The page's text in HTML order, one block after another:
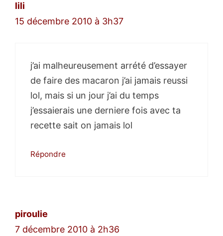
lili
15 décembre 2010 à 3h37
j’ai malheureusement arrété d’essayer
de faire des macaron j’ai jamais reussi
lol, mais si un jour j’ai du temps
j’essaierais une derniere fois avec ta
recette sait on jamais lol
Répondre
piroulie
7 décembre 2010 à 2h36